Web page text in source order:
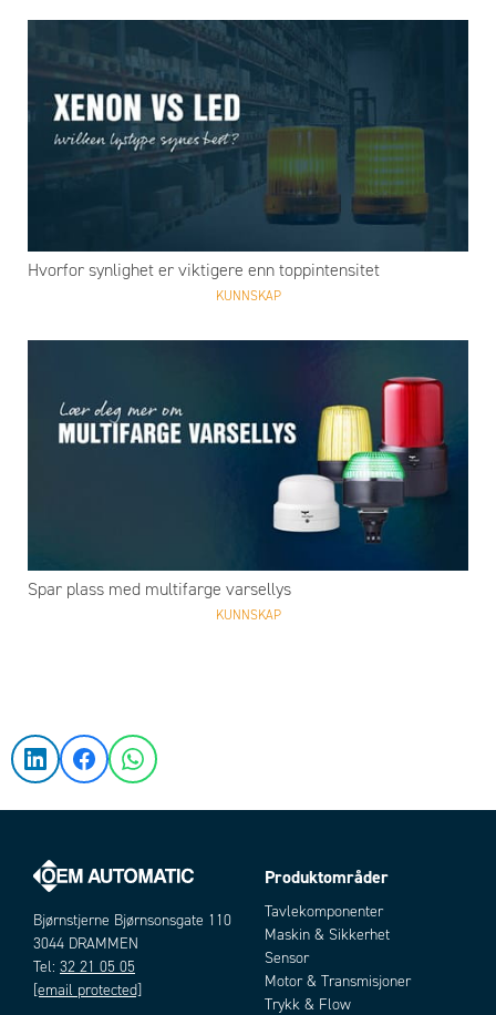
Hvorfor synlighet er viktigere enn toppintensitet
KUNNSKAP
Spar plass med multifarge varsellys
KUNNSKAP
Bjørnstjerne Bjørnsonsgate 110
3044 DRAMMEN
Tel: 32 21 05 05
[email protected]
Produktområder
Tavlekomponenter
Maskin & Sikkerhet
Sensor
Motor & Transmisjoner
Trykk & Flow